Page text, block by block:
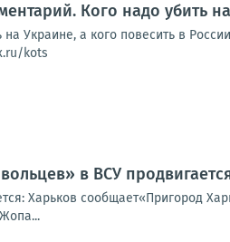
Кого надо убить
Украине, а кого повесить в
kots
в ВСУ
Харьков сообщает«Пригород